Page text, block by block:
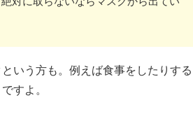
いう方も。例えば食事をしたりする
すよ。